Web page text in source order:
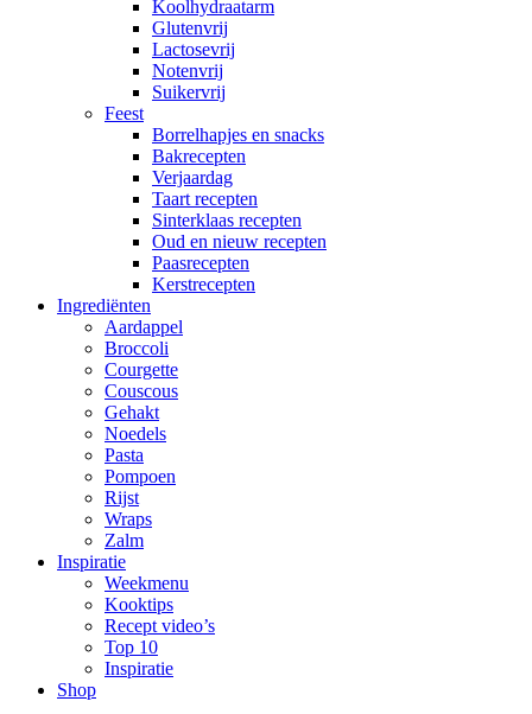
Koolhydraatarm
Glutenvrij
Lactosevrij
Notenvrij
Suikervrij
Feest
Borrelhapjes en snacks
Bakrecepten
Verjaardag
Taart recepten
Sinterklaas recepten
Oud en nieuw recepten
Paasrecepten
Kerstrecepten
Ingrediënten
Aardappel
Broccoli
Courgette
Couscous
Gehakt
Noedels
Pasta
Pompoen
Rijst
Wraps
Zalm
Inspiratie
Weekmenu
Kooktips
Recept video’s
Top 10
Inspiratie
Shop